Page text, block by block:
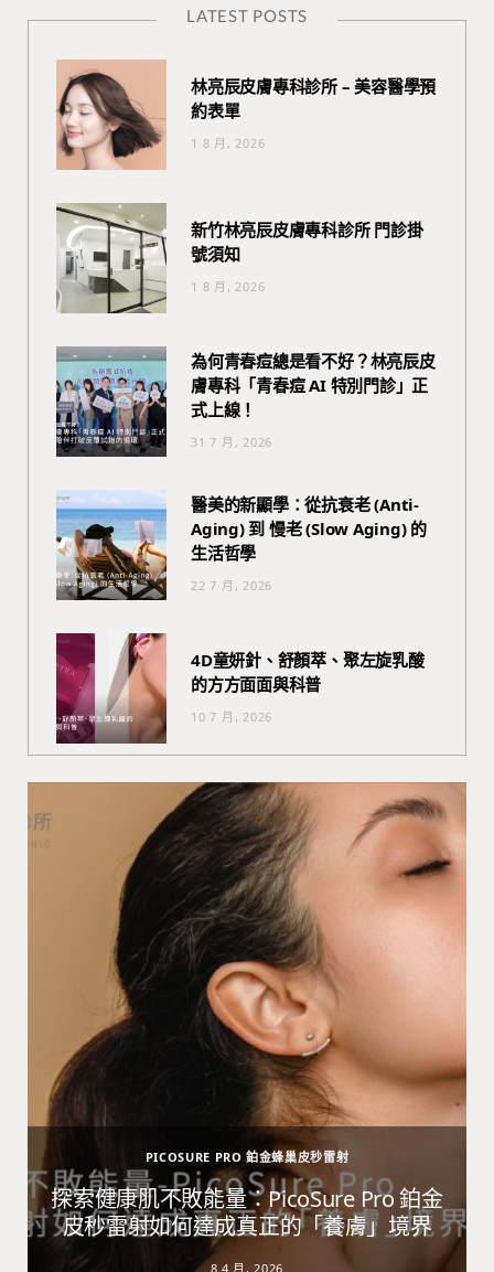
LATEST POSTS
林亮辰皮膚專科診所 – 美容醫學預
約表單
1 8 月, 2026
新竹林亮辰皮膚專科診所 門診掛
號須知
1 8 月, 2026
為何青春痘總是看不好？林亮辰皮
膚專科「青春痘 AI 特別門診」正
式上線！
31 7 月, 2026
醫美的新顯學：從抗衰老 (Anti-
Aging) 到 慢老 (Slow Aging) 的
生活哲學
22 7 月, 2026
4D童妍針、舒顏萃、聚左旋乳酸
的方方面面與科普
10 7 月, 2026
PICOSURE PRO 鉑金蜂巢皮秒雷射
探索健康肌不敗能量：PicoSure Pro 鉑金
皮秒雷射如何達成真正的「養膚」境界
8 4 月, 2026